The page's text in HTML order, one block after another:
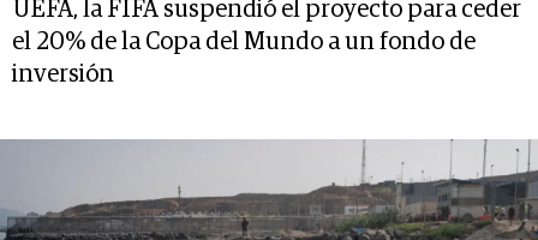
UEFA, la FIFA suspendió el proyecto para ceder
el 20% de la Copa del Mundo a un fondo de
inversión